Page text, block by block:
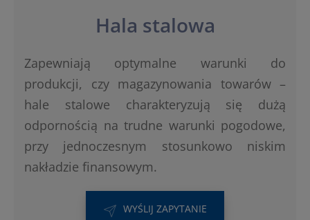
Hala stalowa
Zapewniają optymalne warunki do
produkcji, czy magazynowania towarów –
hale stalowe charakteryzują się dużą
odpornością na trudne warunki pogodowe,
przy jednoczesnym stosunkowo niskim
nakładzie finansowym.
WYŚLIJ ZAPYTANIE